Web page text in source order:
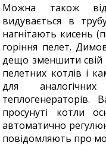
Можна також
видувається в
нагнітають кисень
горіння пелет.
дещо зменшити свій
пелетних котлів і
для
теплогенераторів.
просунуті котли
автоматично
повідомляють про